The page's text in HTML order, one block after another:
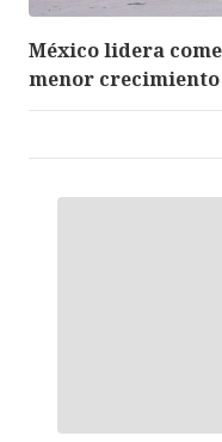
México lidera
menor